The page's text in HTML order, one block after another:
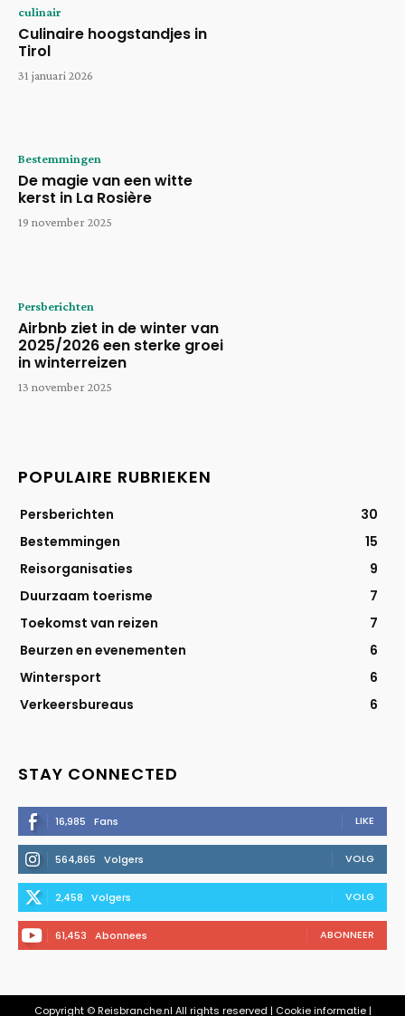
culinair
Culinaire hoogstandjes in
Tirol
31 januari 2026
Bestemmingen
De magie van een witte
kerst in La Rosière
19 november 2025
Persberichten
Airbnb ziet in de winter van
2025/2026 een sterke groei
in winterreizen
13 november 2025
POPULAIRE RUBRIEKEN
Persberichten
30
Bestemmingen
15
Reisorganisaties
9
Duurzaam toerisme
7
Toekomst van reizen
7
Beurzen en evenementen
6
Wintersport
6
Verkeersbureaus
6
STAY CONNECTED
16,985 Fans LIKE
564,865 Volgers VOLG
2,458 Volgers VOLG
61,453 Abonnees ABONNEER
Copyright © Reisbranche.nl All rights reserved | Cookie informatie |